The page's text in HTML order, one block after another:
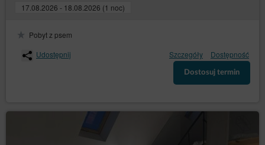
17.08.2026 - 18.08.2026 (1 noc)
Pobyt z psem
Udostępnij
Szczegóły Dostępność
Dostosuj termin